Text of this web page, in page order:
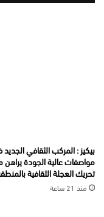
بيكيز : المركب الثقافي
مواصفات عالية الجودة يراهن
تحريك العجلة الثقافية
منذ 21 ساعة